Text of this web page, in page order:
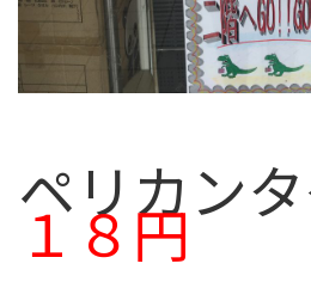
ペリカン
１８円